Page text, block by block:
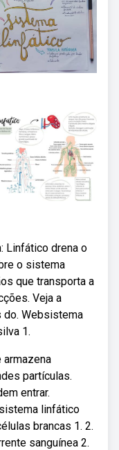
Linfático drena o
o sistema
que transporta a
Veja a
do. Websistema
1.
partículas.
entrar.
linfático
brancas 1. 2.
sanguínea 2.